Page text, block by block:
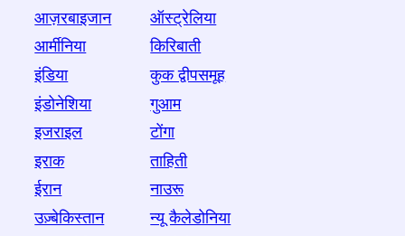
आज़रबाइजान
आर्मीनिया
इंडिया
इंडोनेशिया
इजराइल
इराक
ईरान
उज़्बेकिस्तान
ऑस्ट्रेलिया
किरिबाती
कुक द्वीपसमूह
गुआम
टोंगा
ताहिती
नाउरू
न्यू कैलेडोनिया